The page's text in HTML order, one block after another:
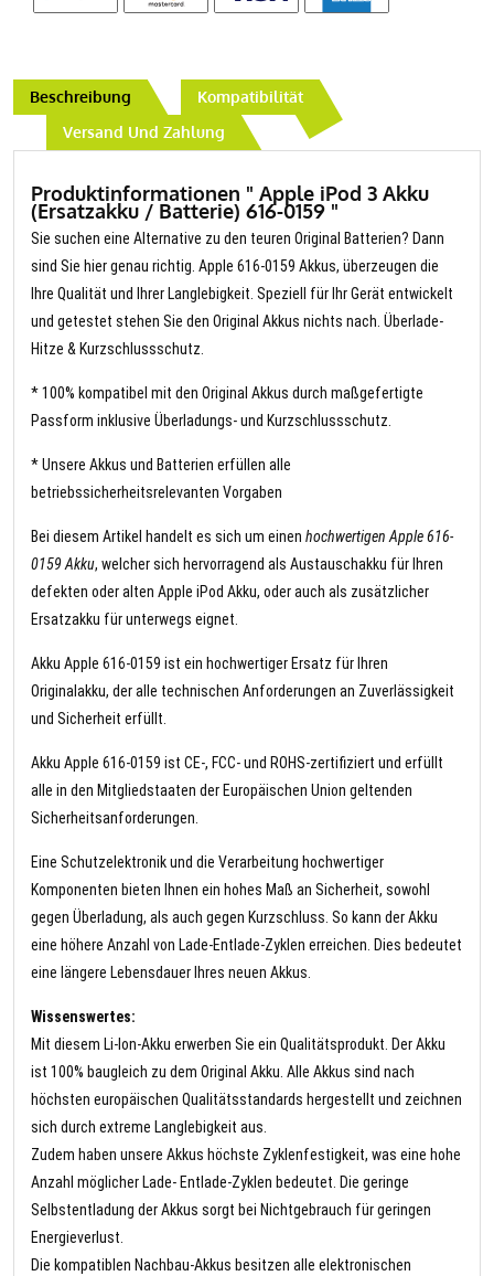
Beschreibung
Kompatibilität
Versand Und Zahlung
Produktinformationen " Apple iPod 3 Akku
(Ersatzakku / Batterie) 616-0159 "
Sie suchen eine Alternative zu den teuren Original Batterien? Dann
sind Sie hier genau richtig. Apple 616-0159 Akkus, überzeugen die
Ihre Qualität und Ihrer Langlebigkeit. Speziell für Ihr Gerät entwickelt
und getestet stehen Sie den Original Akkus nichts nach. Überlade-
Hitze & Kurzschlussschutz.
* 100% kompatibel mit den Original Akkus durch maßgefertigte
Passform inklusive Überladungs- und Kurzschlussschutz.
* Unsere Akkus und Batterien erfüllen alle
betriebssicherheitsrelevanten Vorgaben
Bei diesem Artikel handelt es sich um einen hochwertigen Apple 616-
0159 Akku, welcher sich hervorragend als Austauschakku für Ihren
defekten oder alten Apple iPod Akku, oder auch als zusätzlicher
Ersatzakku für unterwegs eignet.
Akku Apple 616-0159 ist ein hochwertiger Ersatz für Ihren
Originalakku, der alle technischen Anforderungen an Zuverlässigkeit
und Sicherheit erfüllt.
Akku Apple 616-0159 ist CE-, FCC- und ROHS-zertifiziert und erfüllt
alle in den Mitgliedstaaten der Europäischen Union geltenden
Sicherheitsanforderungen.
Eine Schutzelektronik und die Verarbeitung hochwertiger
Komponenten bieten Ihnen ein hohes Maß an Sicherheit, sowohl
gegen Überladung, als auch gegen Kurzschluss. So kann der Akku
eine höhere Anzahl von Lade-Entlade-Zyklen erreichen. Dies bedeutet
eine längere Lebensdauer Ihres neuen Akkus.
Wissenswertes:
Mit diesem Li-Ion-Akku erwerben Sie ein Qualitätsprodukt. Der Akku
ist 100% baugleich zu dem Original Akku. Alle Akkus sind nach
höchsten europäischen Qualitätsstandards hergestellt und zeichnen
sich durch extreme Langlebigkeit aus.
Zudem haben unsere Akkus höchste Zyklenfestigkeit, was eine hohe
Anzahl möglicher Lade- Entlade-Zyklen bedeutet. Die geringe
Selbstentladung der Akkus sorgt bei Nichtgebrauch für geringen
Energieverlust.
Die kompatiblen Nachbau-Akkus besitzen alle elektronischen